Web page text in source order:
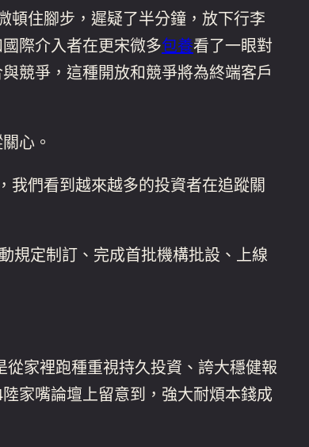
頓住腳步，遲疑了半分鐘，放下行李
際介入者在更宋微多包養看了一眼對
競爭，這種開放和競爭將為終端客戶
心。
我們看到越來越多的投資者在追蹤關
規定制訂、完成首批機構批設、上線
家裡跑種重視持久投資、誇大穩健報
家嘴論壇上留意到，強大耐煩本錢成